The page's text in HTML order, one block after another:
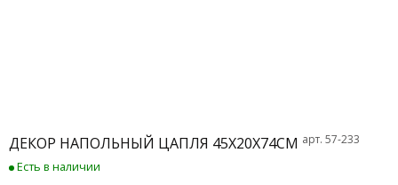
ДЕКОР НАПОЛЬНЫЙ ЦАПЛЯ 45Х20Х74СМ арт. 57-233
Есть в наличии